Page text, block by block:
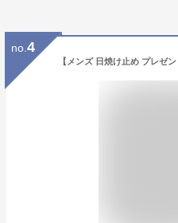
no. 4